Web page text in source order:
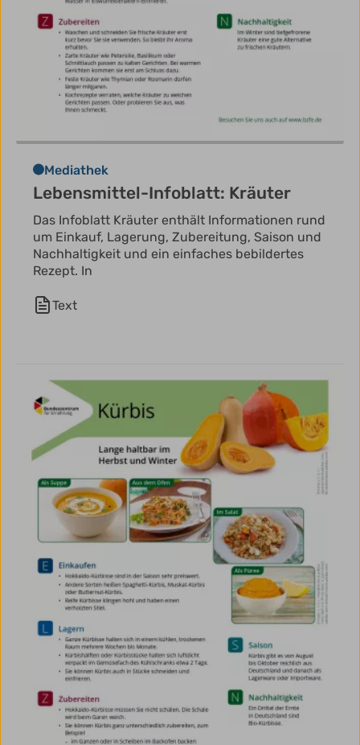
Mediathek
Lebensmittel-Infoblatt: Kräuter
Das Infoblatt Kräuter enthält Informationen rund
um Einkauf, Lagerung, Zubereitung, Saison und
Nachhaltigkeit und ein einfaches bebildertes
Rezept. In
Text